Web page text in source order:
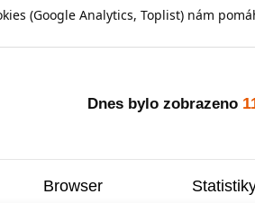
(Google Analytics, Toplist) nám
Dnes bylo zobrazeno
Browser